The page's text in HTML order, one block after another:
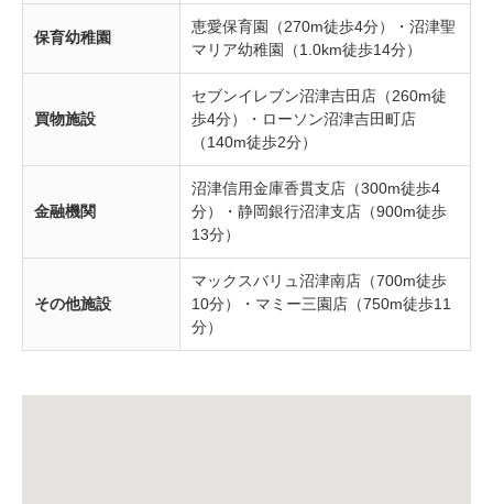
保育幼稚園
恵愛保育園（270m徒歩4分）・沼津聖
マリア幼稚園（1.0km徒歩14分）
買物施設
セブンイレブン沼津吉田店（260m徒
歩4分）・ローソン沼津吉田町店
（140m徒歩2分）
金融機関
沼津信用金庫香貫支店（300m徒歩4
分）・静岡銀行沼津支店（900m徒歩
13分）
その他施設
マックスバリュ沼津南店（700m徒歩
10分）・マミー三園店（750m徒歩11
分）